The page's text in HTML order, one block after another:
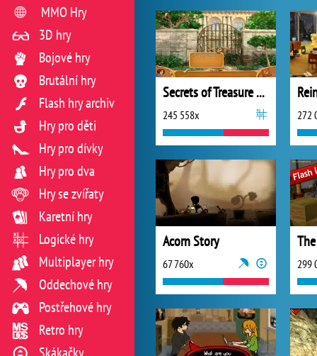
Secrets of Treasure House
245 558x 272
Acorn Story
67 760x 299
MMO Hry
3D hry
Bojové hry
Brutální hry
Flash hry archiv
Hry pro děti
Hry pro dívky
Hry pro dva
Hry se zvířaty
Karetní hry
Logické hry
Multiplayer hry
Oddechové hry
Postřehové hry
Retro hry